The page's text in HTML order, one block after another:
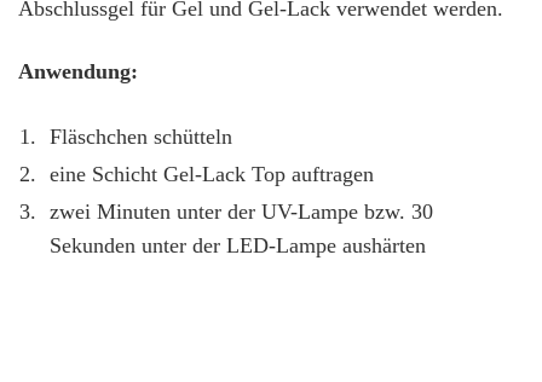
Abschlussgel für Gel und Gel-Lack verwendet werden.
Anwendung:
Fläschchen schütteln
eine Schicht Gel-Lack Top auftragen
zwei Minuten unter der UV-Lampe bzw. 30
Sekunden unter der LED-Lampe aushärten